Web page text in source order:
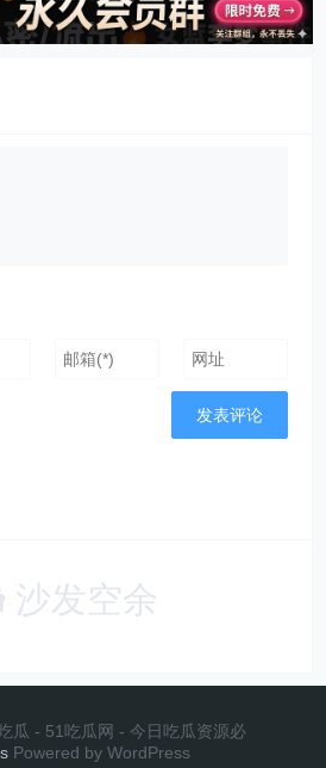
沙发空余
瓜 - 51吃瓜网 - 今日吃瓜资源必
Powered by WordPress